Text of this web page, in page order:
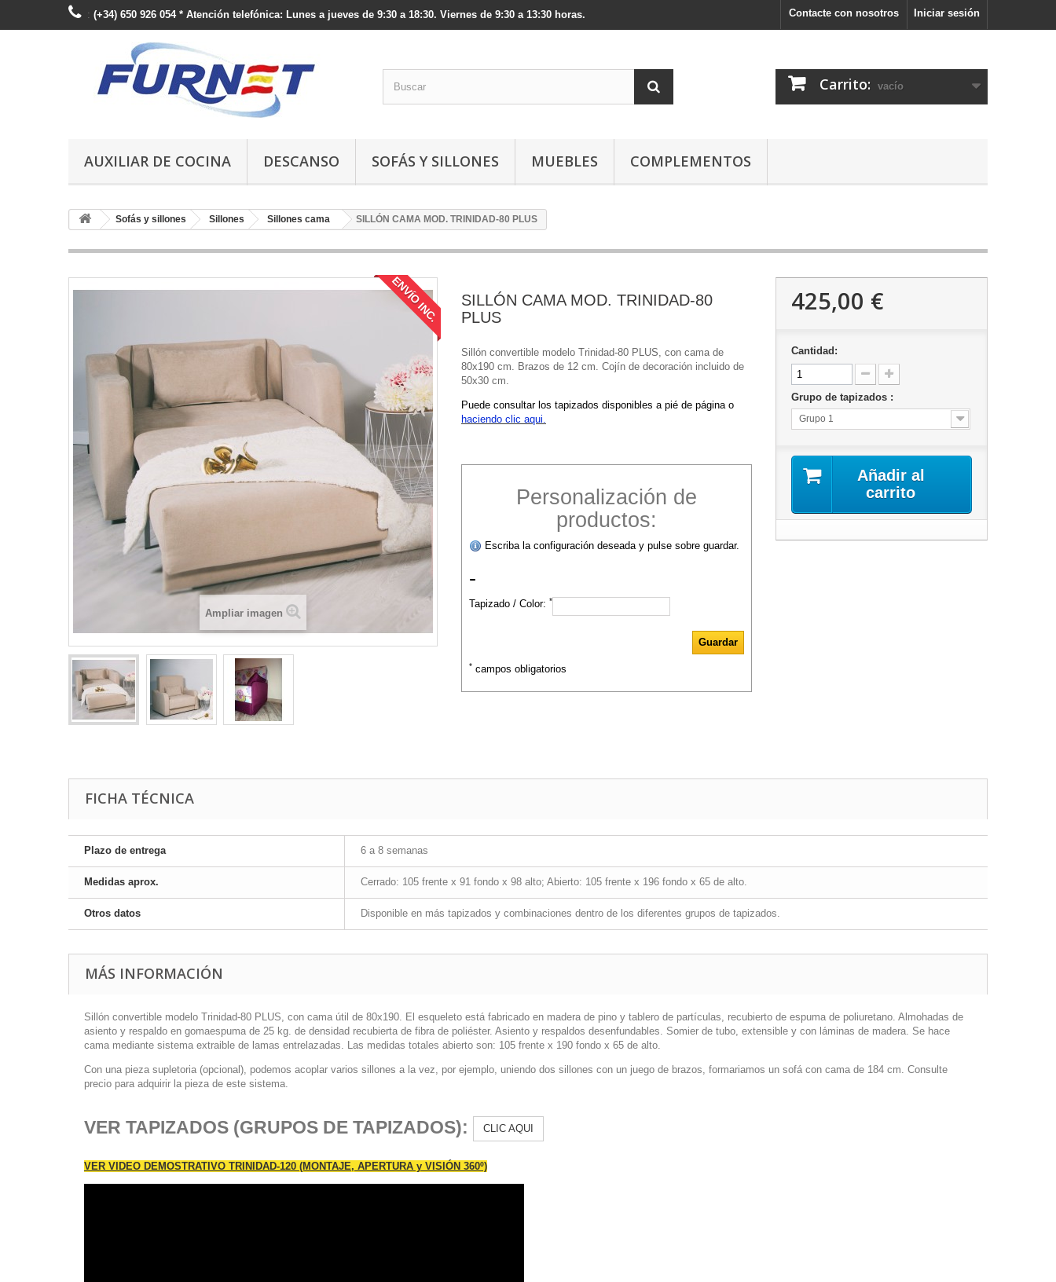
Iniciar sesión
Contacte con nosotros
: (+34) 650 926 054 * Atención telefónica: Lunes a jueves de 9:30 a 18:30. Viernes de 9:30 a 13:30 horas.
Carrito: vacío
AUXILIAR DE COCINA DESCANSO SOFÁS Y SILLONES MUEBLES COMPLEMENTOS
Sofás y sillones Sillones Sillones cama SILLÓN CAMA MOD. TRINIDAD-80 PLUS
ENVÍO INC.
Ampliar imagen
SILLÓN CAMA MOD. TRINIDAD-80
PLUS
Sillón convertible modelo Trinidad-80 PLUS, con cama de
80x190 cm. Brazos de 12 cm. Cojín de decoración incluido de
50x30 cm.
Puede consultar los tapizados disponibles a pié de página o
haciendo clic aqui.
Personalización de
productos:
Escriba la configuración deseada y pulse sobre guardar.
-
Tapizado / Color:*
* campos obligatorios
425,00 €
Cantidad:
Grupo de tapizados :
Grupo 1
Añadir al
carrito
FICHA TÉCNICA
Plazo de entrega 6 a 8 semanas
Medidas aprox. Cerrado: 105 frente x 91 fondo x 98 alto; Abierto: 105 frente x 196 fondo x 65 de alto.
Otros datos Disponible en más tapizados y combinaciones dentro de los diferentes grupos de tapizados.
MÁS INFORMACIÓN
Sillón convertible modelo Trinidad-80 PLUS, con cama útil de 80x190. El esqueleto está fabricado en madera de pino y tablero de partículas, recubierto de espuma de poliuretano. Almohadas de
asiento y respaldo en gomaespuma de 25 kg. de densidad recubierta de fibra de poliéster. Asiento y respaldos desenfundables. Somier de tubo, extensible y con láminas de madera. Se hace
cama mediante sistema extraible de lamas entrelazadas. Las medidas totales abierto son: 105 frente x 190 fondo x 65 de alto.
Con una pieza supletoria (opcional), podemos acoplar varios sillones a la vez, por ejemplo, uniendo dos sillones con un juego de brazos, formariamos un sofá con cama de 184 cm. Consulte
precio para adquirir la pieza de este sistema.
VER TAPIZADOS (GRUPOS DE TAPIZADOS): CLIC AQUI
VER VIDEO DEMOSTRATIVO TRINIDAD-120 (MONTAJE, APERTURA y VISIÓN 360º)